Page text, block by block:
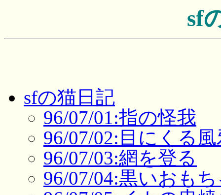
sf
sfの猫日記
96/07/01:指の怪我
96/07/02:目にくる
96/07/03:網を登る
96/07/04:黒いおも